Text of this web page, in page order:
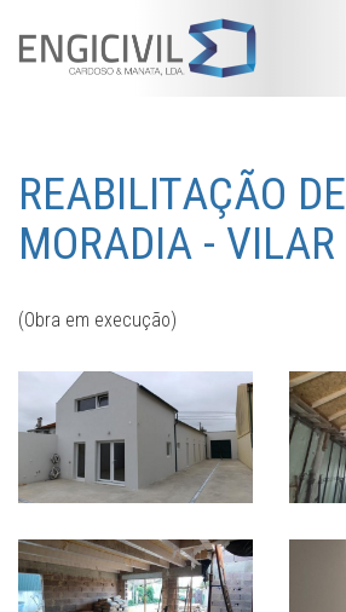
REABILITAÇÃO DE
MORADIA - VILAR
(Obra em execução)